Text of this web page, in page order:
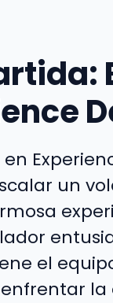
un
el